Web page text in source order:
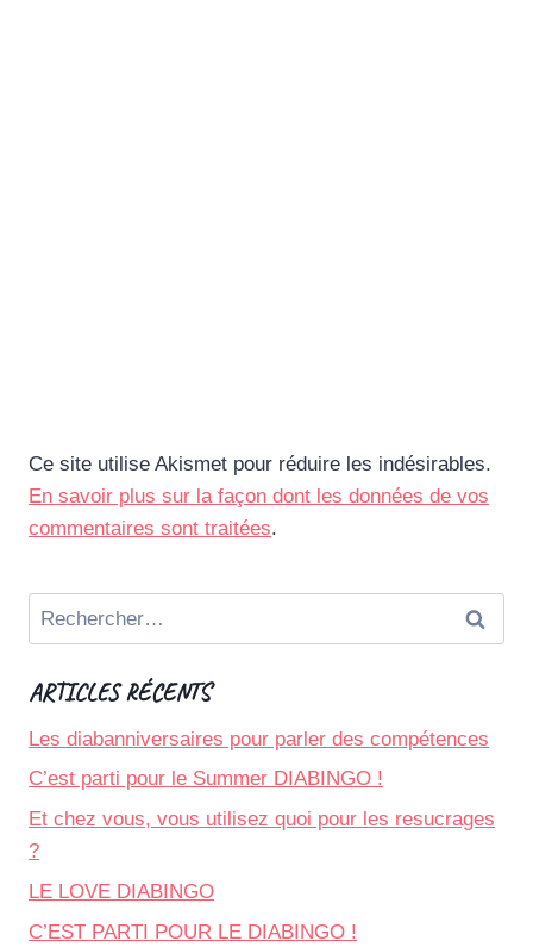
Ce site utilise Akismet pour réduire les indésirables.
En savoir plus sur la façon dont les données de vos
commentaires sont traitées.
Rechercher :
ARTICLES RÉCENTS
Les diabanniversaires pour parler des compétences
C’est parti pour le Summer DIABINGO !
Et chez vous, vous utilisez quoi pour les resucrages
?
LE LOVE DIABINGO
C’EST PARTI POUR LE DIABINGO !